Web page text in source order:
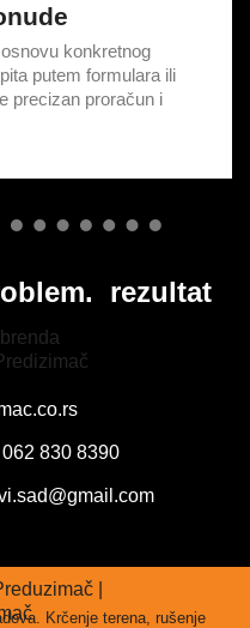
konkretnog
putem formulara ili
precizan proračun i
rezultat
830 8390
Krčenje terena, rušenje